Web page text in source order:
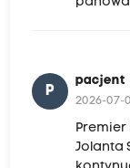
P
pacjent
2026-07-
Premier
Jolanta